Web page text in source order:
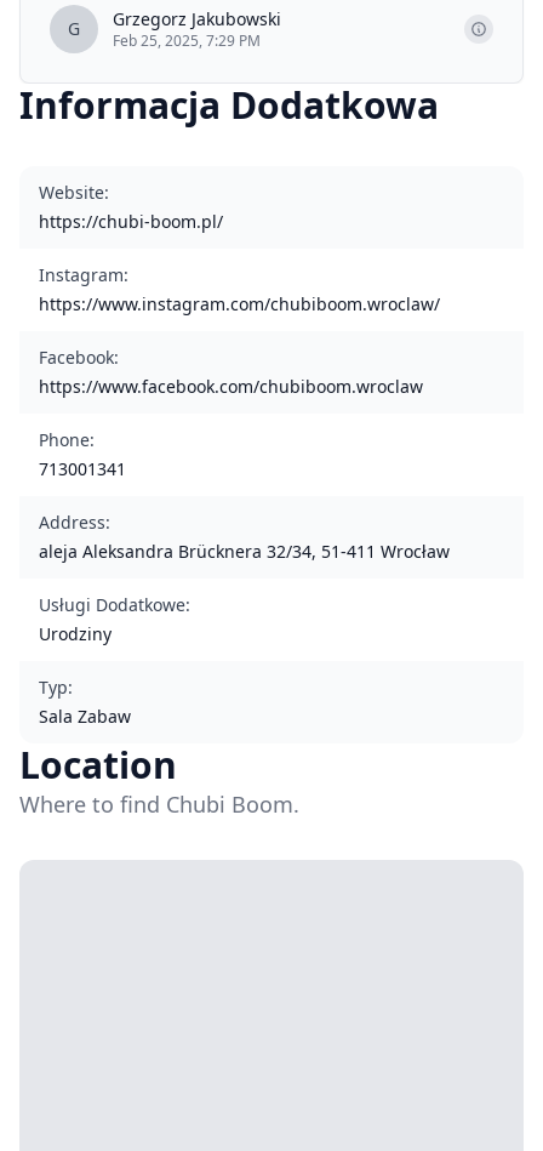
G Grzegorz Jakubowski
Feb 25, 2025, 7:29 PM
Informacja Dodatkowa
Website:
https://chubi-boom.pl/
Instagram:
https://www.instagram.com/chubiboom.wroclaw/
Facebook:
https://www.facebook.com/chubiboom.wroclaw
Phone:
713001341
Address:
aleja Aleksandra Brücknera 32/34, 51-411 Wrocław
Usługi Dodatkowe:
Urodziny
Typ:
Sala Zabaw
Location
Where to find Chubi Boom.